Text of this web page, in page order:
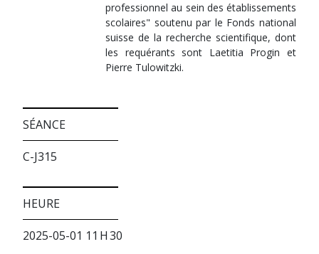
professionnel au sein des établissements
scolaires" soutenu par le Fonds national
suisse de la recherche scientifique, dont
les requérants sont Laetitia Progin et
Pierre Tulowitzki.
SÉANCE
C-J315
HEURE
2025-05-01 11 H 30